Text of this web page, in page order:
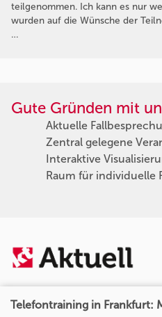
teilgenommen. Ich kann es nur
wurden auf die Wünsche der
…
Gute Gründen mit
Aktuelle
Zentral gelegene
Interaktive
Raum für individuelle
Telefontraining in Frankfurt: